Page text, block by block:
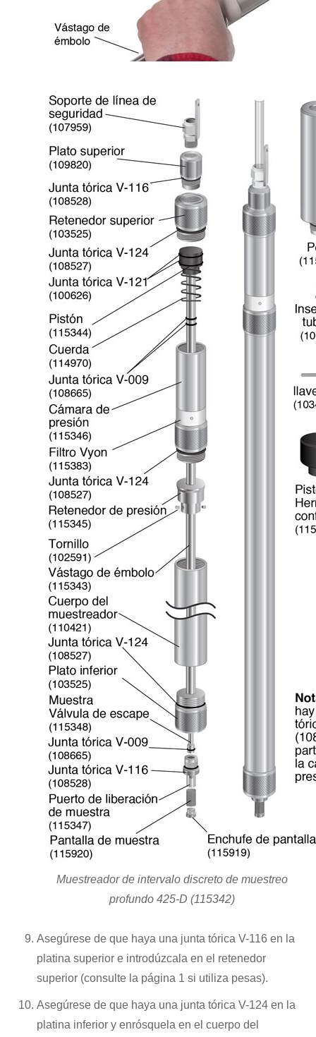
Muestreador de intervalo discreto de muestreo
profundo 425-D (115342)
Asegúrese de que haya una junta tórica V-116 en la
platina superior e introdúzcala en el retenedor
superior (consulte la página 1 si utiliza pesas).
Asegúrese de que haya una junta tórica V-124 en la
platina inferior y enrósquela en el cuerpo del